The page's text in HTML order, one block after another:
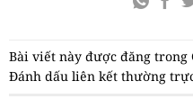
Bài viết này được đăng trong
Đánh dấu liên kết thường